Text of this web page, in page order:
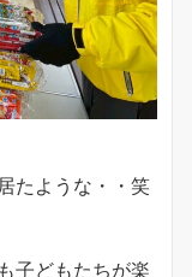
たような・・笑
子どもたちが楽